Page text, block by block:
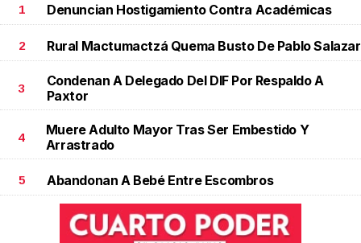
1 Denuncian Hostigamiento Contra Académicas
2 Rural Mactumactzá Quema Busto De Pablo Salazar
3
Condenan A Delegado Del DIF Por Respaldo A
Paxtor
4
Muere Adulto Mayor Tras Ser Embestido Y
Arrastrado
5 Abandonan A Bebé Entre Escombros